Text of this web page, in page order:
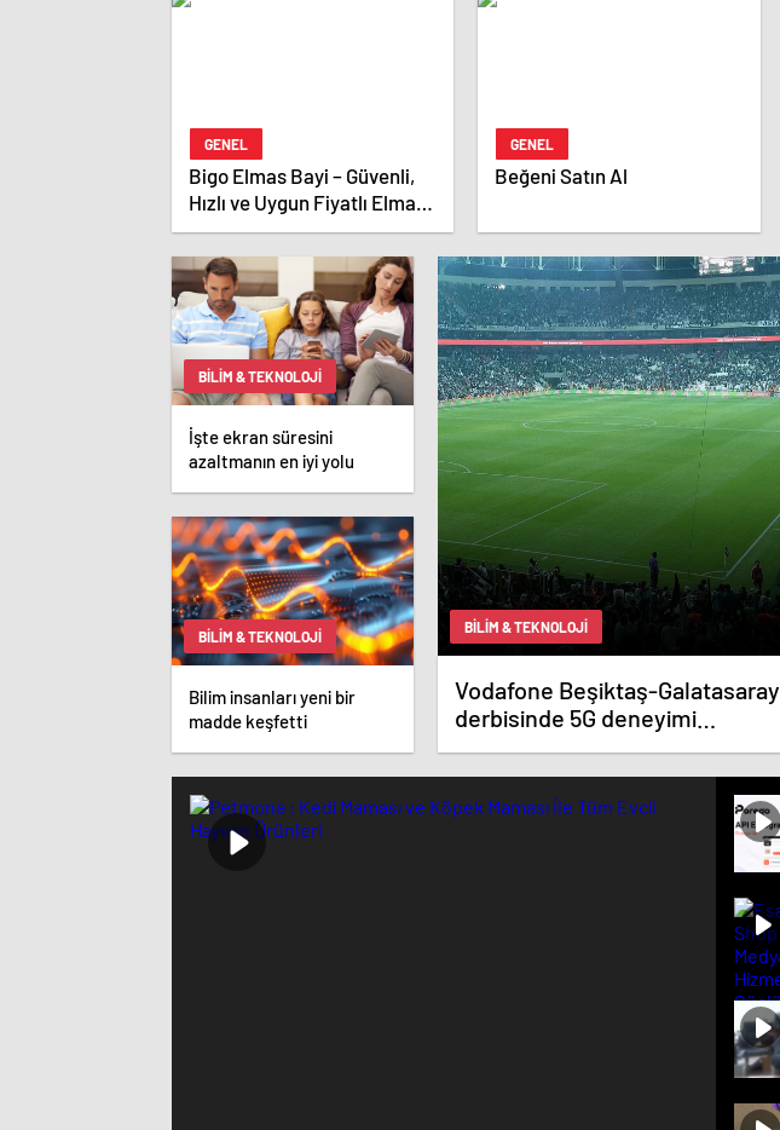
GENEL
Bigo Elmas Bayi – Güvenli,
Hızlı ve Uygun Fiyatlı Elmas
Satın Almanın Yeni Adresi
GENEL
Beğeni Satın Al
BILIM & TEKNOLOJI
İşte ekran süresini
azaltmanın en iyi yolu
BILIM & TEKNOLOJI
Bilim insanları yeni bir
madde keşfetti
BILIM & TEKNOLOJI
Vodafone Beşiktaş-Galatasaray
derbisinde 5G deneyimi
sunacak